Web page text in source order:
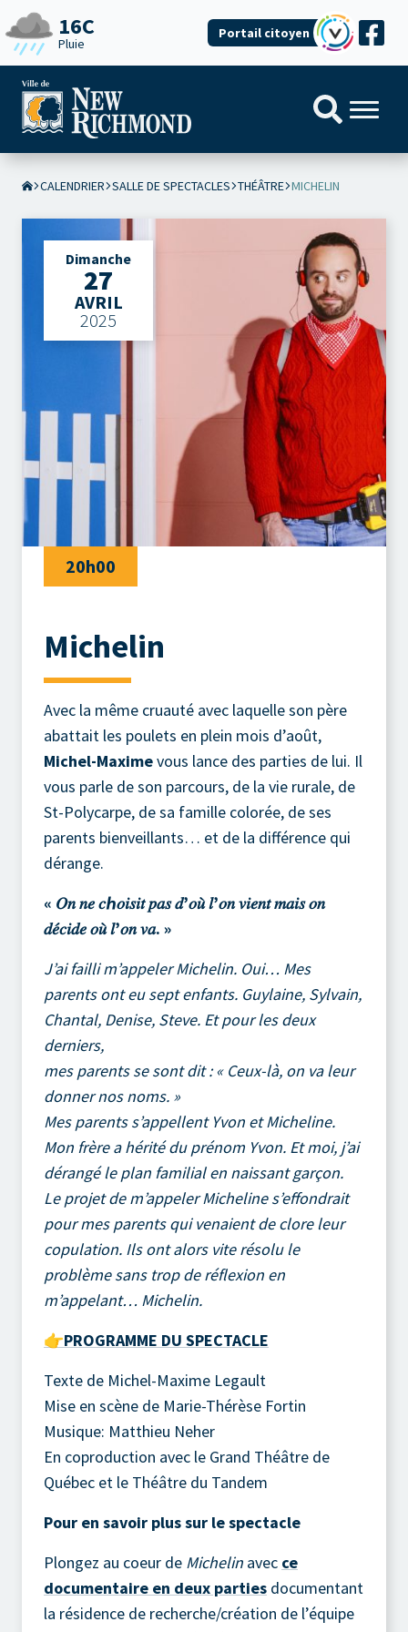
16C
Pluie
Portail citoyen
CALENDRIER SALLE DE SPECTACLES THÉÂTRE MICHELIN
Dimanche
27
AVRIL
2025
20h00
Michelin
Avec la même cruauté avec laquelle son père
abattait les poulets en plein mois d’août,
Michel-Maximevous lance des parties de lui. Il
vous parle de son parcours, de la vie rurale, de
St-Polycarpe, de sa famille colorée, de ses
parents bienveillants… et de la différence qui
dérange.
« 𝑂𝑛 𝑛𝑒 𝑐ℎ𝑜𝑖𝑠𝑖𝑡 𝑝𝑎𝑠 𝑑’𝑜𝑢̀ 𝑙’𝑜𝑛 𝑣𝑖𝑒𝑛𝑡 𝑚𝑎𝑖𝑠 𝑜𝑛
𝑑𝑒́𝑐𝑖𝑑𝑒 𝑜𝑢̀ 𝑙’𝑜𝑛 𝑣𝑎. »
J’ai failli m’appeler Michelin. Oui… Mes
parents ont eu sept enfants. Guylaine, Sylvain,
Chantal, Denise, Steve. Et pour les deux
derniers,
mes parents se sont dit : « Ceux-là, on va leur
donner nos noms. »
Mes parents s’appellent Yvon et Micheline.
Mon frère a hérité du prénom Yvon. Et moi, j’ai
dérangé le plan familial en naissant garçon.
Le projet de m’appeler Micheline s’effondrait
pour mes parents qui venaient de clore leur
copulation. Ils ont alors vite résolu le
problème sans trop de réflexion en
m’appelant… Michelin.
👉PROGRAMME DU SPECTACLE
Texte de Michel-Maxime Legault
Mise en scène de Marie-Thérèse Fortin
Musique: Matthieu Neher
En coproduction avec le Grand Théâtre de
Québec et le Théâtre du Tandem
Pour en savoir plus sur le spectacle
Plongez au coeur de Michelin avec ce
documentaire en deux parties documentant
la résidence de recherche/création de l’équipe